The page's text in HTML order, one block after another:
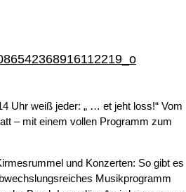
Uhr weiß jeder: „ … et jeht loss!“ Vom
– mit einem vollen Programm zum
und Konzerten: So gibt es
Musikprogramm